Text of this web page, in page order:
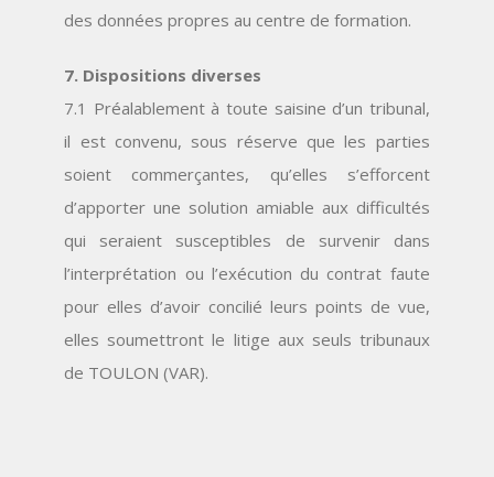
des données propres au centre de formation.
7. Dispositions diverses
7.1 Préalablement à toute saisine d’un tribunal,
il est convenu, sous réserve que les parties
soient commerçantes, qu’elles s’efforcent
d’apporter une solution amiable aux difficultés
qui seraient susceptibles de survenir dans
l’interprétation ou l’exécution du contrat faute
pour elles d’avoir concilié leurs points de vue,
elles soumettront le litige aux seuls tribunaux
de TOULON (VAR).